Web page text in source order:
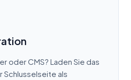
oder CMS? Laden Sie das
Schlusselseite als